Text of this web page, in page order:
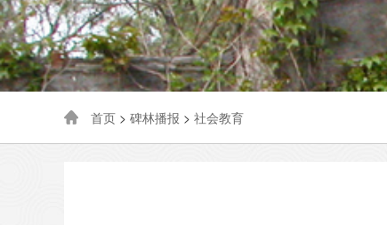
首页 > 碑林播报 > 社会教育